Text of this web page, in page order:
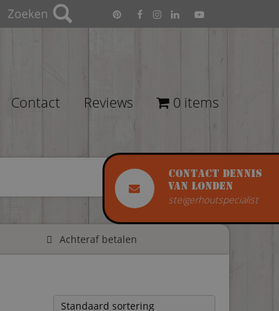
Contact Dennis
van Londen
steigerhoutspecialist
Contact Reviews 0 items
Achteraf betalen